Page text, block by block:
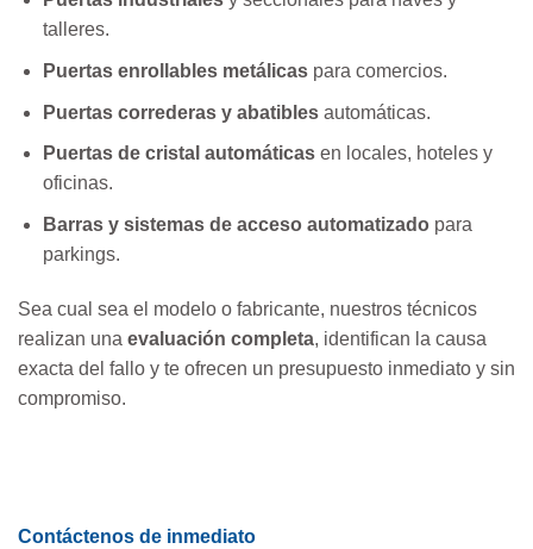
talleres.
Puertas enrollables metálicaspara comercios.
Puertas correderas y abatiblesautomáticas.
Puertas de cristal automáticasen locales, hoteles y
oficinas.
Barras y sistemas de acceso automatizadopara
parkings.
Sea cual sea el modelo o fabricante, nuestros técnicos
realizan una evaluación completa, identifican la causa
exacta del fallo y te ofrecen un presupuesto inmediato y sin
compromiso.
Contáctenos de inmediato